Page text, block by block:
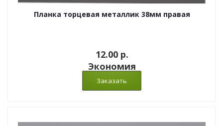
Планка торцевая металлик 38мм правая
12.00 p.
Экономия